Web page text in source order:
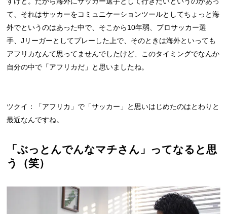
て、それはサッカーをコミュニケーションツールとしてちょっと海
外でというのはあった中で、そこから10年弱、プロサッカー選
手、Jリーガーとしてプレーした上で、そのときは海外といっても
アフリカなんて思ってませんでしたけど、このタイミングでなんか
自分の中で「アフリカだ」と思いましたね。
ツクイ：「アフリカ」で「サッカー」と思いはじめたのはとわりと
最近なんですね。
「ぶっとんでんなマチさん」ってなると思
う（笑）